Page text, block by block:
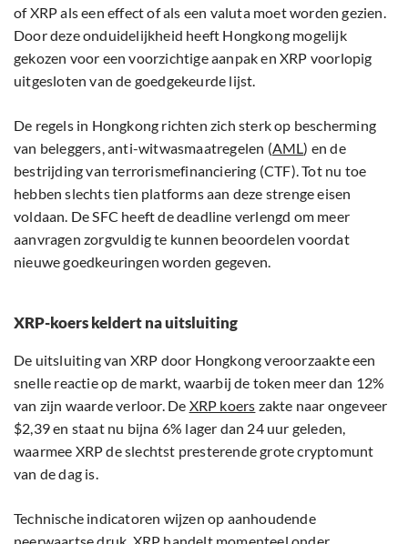
of XRP als een effect of als een valuta moet worden gezien.
Door deze onduidelijkheid heeft Hongkong mogelijk
gekozen voor een voorzichtige aanpak en XRP voorlopig
uitgesloten van de goedgekeurde lijst.
De regels in Hongkong richten zich sterk op bescherming
van beleggers, anti-witwasmaatregelen (AML) en de
bestrijding van terrorismefinanciering (CTF). Tot nu toe
hebben slechts tien platforms aan deze strenge eisen
voldaan. De SFC heeft de deadline verlengd om meer
aanvragen zorgvuldig te kunnen beoordelen voordat
nieuwe goedkeuringen worden gegeven.
XRP-koers keldert na uitsluiting
De uitsluiting van XRP door Hongkong veroorzaakte een
snelle reactie op de markt, waarbij de token meer dan 12%
van zijn waarde verloor. De XRP koers zakte naar ongeveer
$2,39 en staat nu bijna 6% lager dan 24 uur geleden,
waarmee XRP de slechtst presterende grote cryptomunt
van de dag is.
Technische indicatoren wijzen op aanhoudende